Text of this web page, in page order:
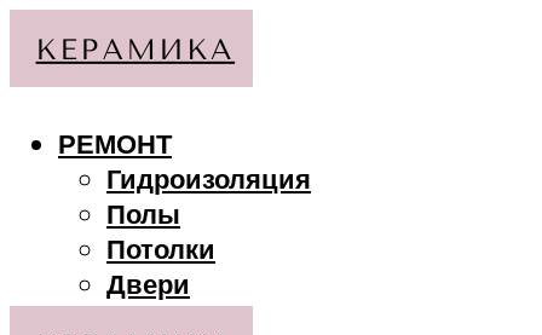
РЕМОНТ
Гидроизоляция
Полы
Потолки
Двери